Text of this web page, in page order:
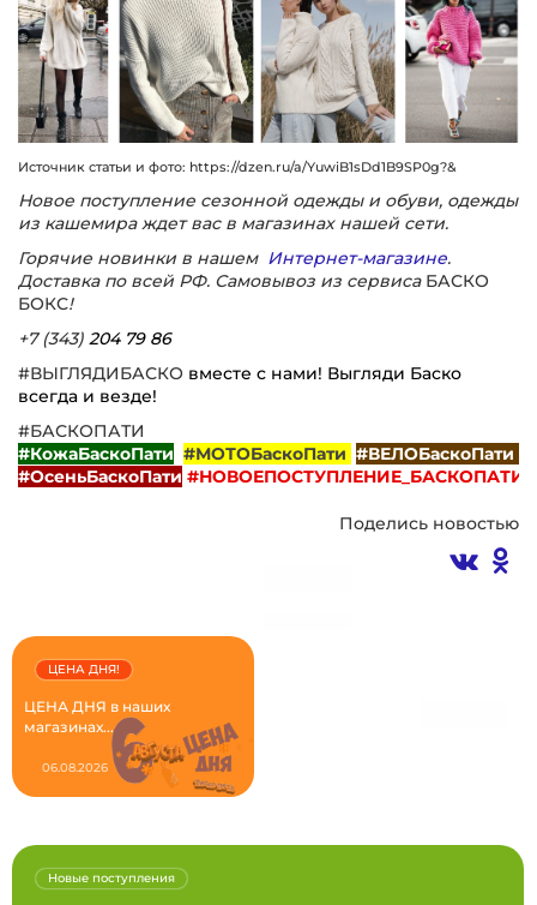
Источник статьи и фото: https://dzen.ru/a/YuwiB1sDd1B9SP0g?&
Новое поступление сезонной одежды и обуви, одежды
из кашемира ждет вас в магазинах нашей сети.
Горячие новинки в нашем Интернет-магазине.
Доставка по всей РФ. Самовывоз из сервиса БАСКО
БОКС!
+7 (343) 204 79 86
#ВЫГЛЯДИБАСКО вместе с нами! Выгляди Баско
всегда и везде!
#БАСКОПАТИ
#КожаБаскоПати #МОТОБаскоПати #ВЕЛОБаскоПати
#ОсеньБаскоПати #НОВОЕПОСТУПЛЕНИЕ_БАСКОПАТИ
Поделись новостью
ЦЕНА ДНЯ в наших
магазинах...
ЦЕНА ДНЯ!
06.08.2026
Новые поступления